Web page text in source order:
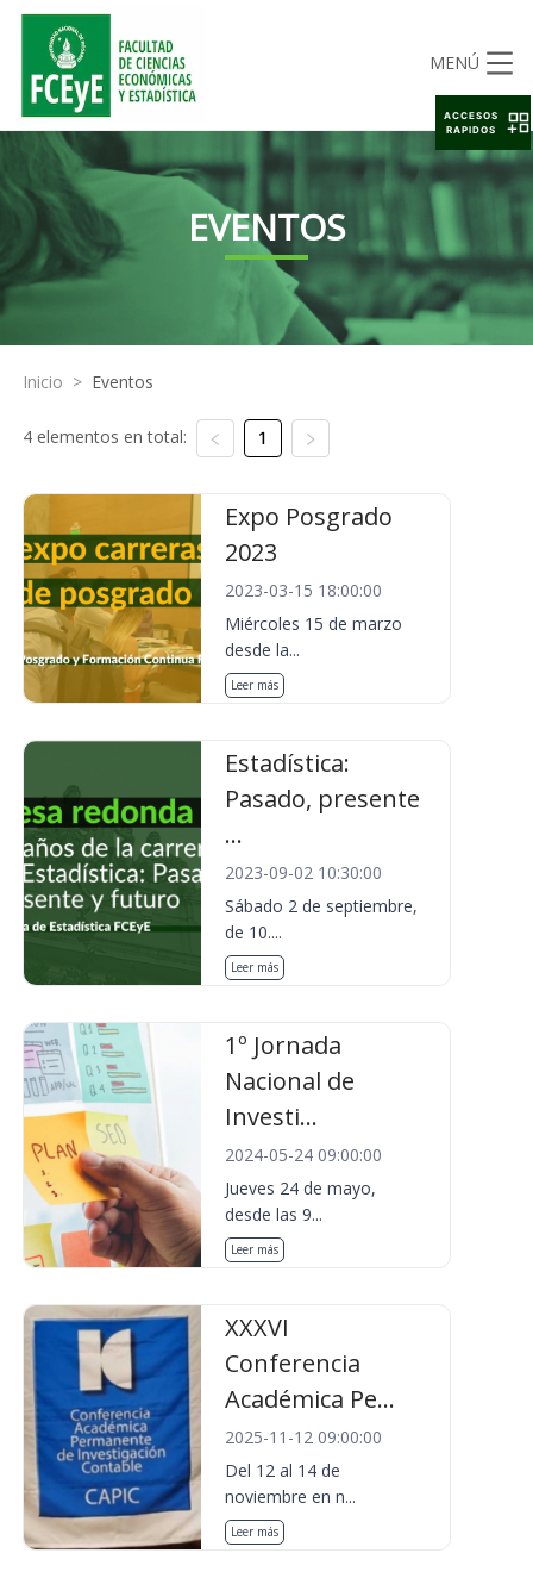
MENÚ
EVENTOS
Inicio > Eventos
4 elementos en total: 1
Expo Posgrado
2023
2023-03-15 18:00:00
Miércoles 15 de marzo
desde la...
Leer más
Estadística:
Pasado, presente
...
2023-09-02 10:30:00
Sábado 2 de septiembre,
de 10....
Leer más
1º Jornada
Nacional de
Investi...
2024-05-24 09:00:00
Jueves 24 de mayo,
desde las 9...
Leer más
XXXVI
Conferencia
Académica Pe...
2025-11-12 09:00:00
Del 12 al 14 de
noviembre en n...
Leer más
ACCESOS
RAPIDOS